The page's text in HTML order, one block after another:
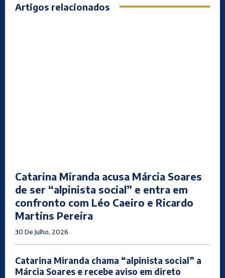
Artigos relacionados
Catarina Miranda acusa Márcia Soares
de ser “alpinista social” e entra em
confronto com Léo Caeiro e Ricardo
Martins Pereira
30 De Julho, 2026
Catarina Miranda chama “alpinista social” a
Márcia Soares e recebe aviso em direto